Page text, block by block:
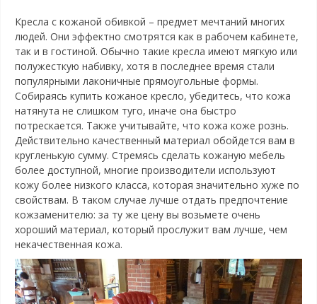
Кресла с кожаной обивкой – предмет мечтаний многих
людей. Они эффектно смотрятся как в рабочем кабинете,
так и в гостиной. Обычно такие кресла имеют мягкую или
полужесткую набивку, хотя в последнее время стали
популярными лаконичные прямоугольные формы.
Собираясь купить кожаное кресло, убедитесь, что кожа
натянута не слишком туго, иначе она быстро
потрескается. Также учитывайте, что кожа коже рознь.
Действительно качественный материал обойдется вам в
кругленькую сумму. Стремясь сделать кожаную мебель
более доступной, многие производители используют
кожу более низкого класса, которая значительно хуже по
свойствам. В таком случае лучше отдать предпочтение
кожзаменителю: за ту же цену вы возьмете очень
хороший материал, который прослужит вам лучше, чем
некачественная кожа.